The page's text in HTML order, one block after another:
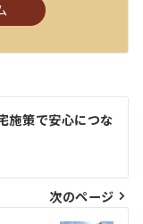
施策で安心につな
次のページ